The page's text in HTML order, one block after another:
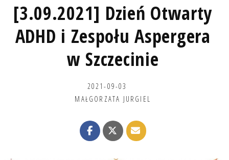
[3.09.2021] Dzień Otwarty
ADHD i Zespołu Aspergera
w Szczecinie
2021-09-03
MAŁGORZATA JURGIEL